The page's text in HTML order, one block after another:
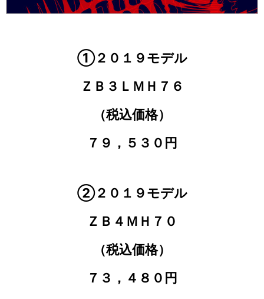
①２０１９モデル
ＺＢ３ＬＭＨ７６
（税込価格）
７９，５３０円
②２０１９モデル
ＺＢ４ＭＨ７０
（税込価格）
７３，４８０円